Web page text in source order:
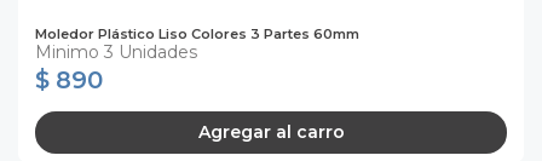
Moledor Plástico Liso Colores 3 Partes 60mm
Minimo 3 Unidades
$ 890
Agregar al carro